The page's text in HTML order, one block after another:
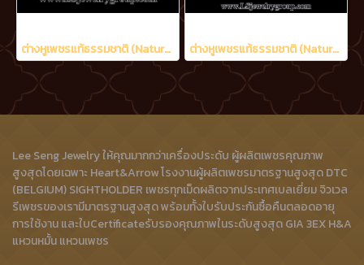
ต่างหูเพชรแท้ธรรมชาติ (Natural Diamonds) 0.48 Ct. ต่างหูเพชรแท้ธรรมชาติ (Natural Diamonds) 0.60 Ct.
Lee Seng Jewelry ให้คุณมากกว่าเครื่องประดับ ผู้ผลิตเพชรคุณภาพ
สูงสุดโดยเฉพาะ Heart&Arrow โรงงานผู้ผลิตเพชรมาตรฐานสูงสุด DTC
(BELGIUM) SIGHTHOLDER เพชรทุกเม็ดผลิตจากประเทศเบลเยี่ยม จิวเวล
รีเพชรของเรามีมาตรฐานสูงสุด พร้อมทั้งใบรับประกันซื้อคืนตลอดอายุ
การใช้งาน และใบCertificateรับรองคุณภาพในระดับสูงสุด GIA 3EX H&A
แหวนหมั้น แหวนเพชร